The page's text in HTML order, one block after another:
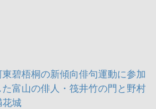
東碧梧桐の新傾向俳句運動に参加
た富山の俳人・筏井竹の門と野村
花城